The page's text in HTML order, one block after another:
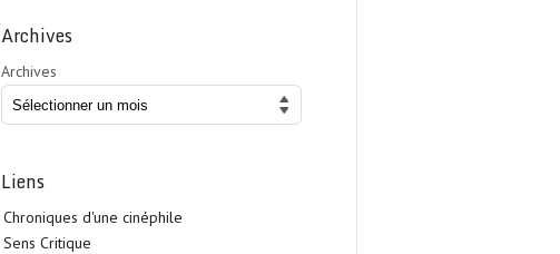
Archives
Archives
Liens
Chroniques d'une cinéphile
Sens Critique